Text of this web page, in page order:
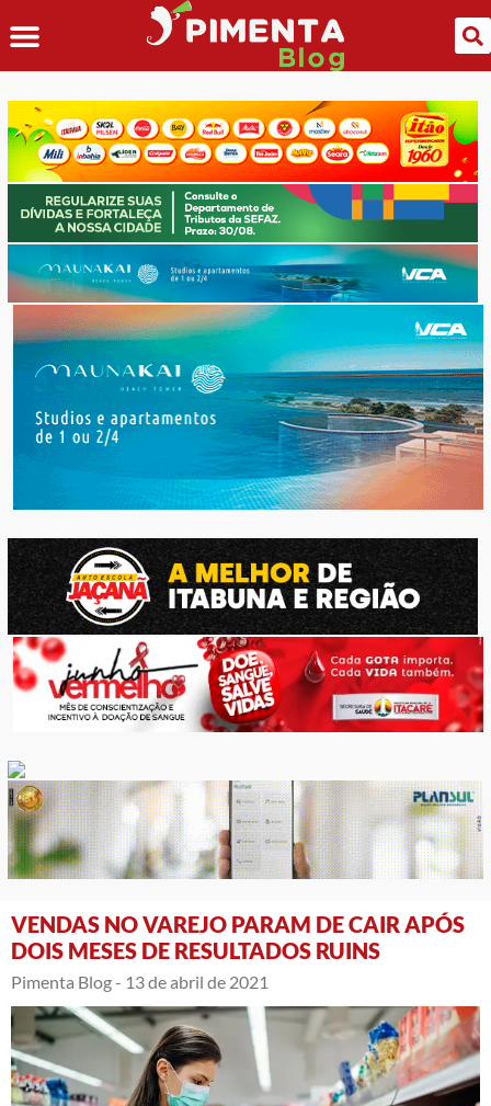
VENDAS NO VAREJO PARAM DE CAIR APÓS
DOIS MESES DE RESULTADOS RUINS
Pimenta Blog - 13 de abril de 2021